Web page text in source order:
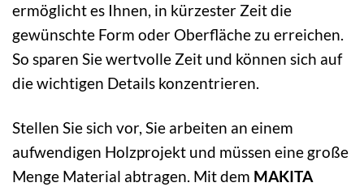
ermöglicht es Ihnen, in kürzester Zeit die
gewünschte Form oder Oberfläche zu erreichen.
So sparen Sie wertvolle Zeit und können sich auf
die wichtigen Details konzentrieren.
Stellen Sie sich vor, Sie arbeiten an einem
aufwendigen Holzprojekt und müssen eine große
Menge Material abtragen. Mit dem MAKITA